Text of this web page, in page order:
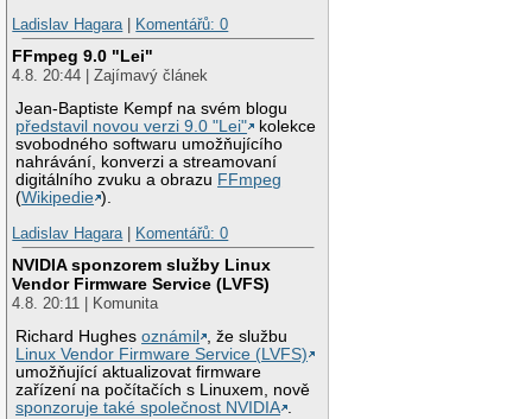
Ladislav Hagara| Komentářů: 0
FFmpeg 9.0 "Lei"
4.8. 20:44 | Zajímavý článek
Jean-Baptiste Kempf na svém blogu
představil novou verzi 9.0 "Lei"
kolekce
svobodného softwaru umožňujícího
nahrávání, konverzi a streamovaní
digitálního zvuku a obrazu FFmpeg
(Wikipedie ).
Ladislav Hagara| Komentářů: 0
NVIDIA sponzorem služby Linux
Vendor Firmware Service (LVFS)
4.8. 20:11 | Komunita
Richard Hughesoznámil
, že službu
Linux Vendor Firmware Service (LVFS)
umožňující aktualizovat firmware
zařízení na počítačích s Linuxem, nově
sponzoruje také společnost NVIDIA .